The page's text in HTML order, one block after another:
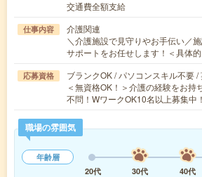
交通費全額支給
仕事内容
介護関連
＼介護施設で見守りやお手伝い／
サポートをお任せします！＜具体
応募資格
ブランクOK / パソコンスキル不要 /
＜無資格OK！＞介護の経験をお持
不問！WワークOK10名以上募集
職場の雰囲気
年齢層
20代
30代 40代